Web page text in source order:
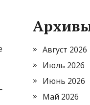
Август 2026
Июль 2026
Июнь 2026
Май 2026